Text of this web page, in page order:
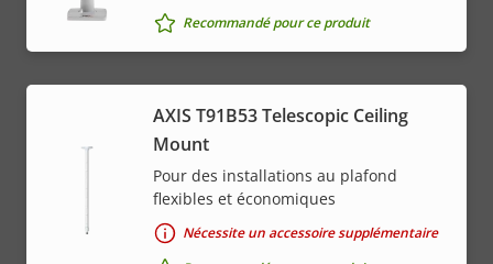
Recommandé pour ce produit
AXIS T91B53 Telescopic Ceiling
Mount
Pour des installations au plafond
flexibles et économiques
Nécessite un accessoire supplémentaire